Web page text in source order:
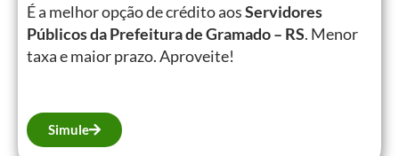
É a melhor opção de crédito aosServidores
Públicos da Prefeitura de Gramado – RS. Menor
taxa e maior prazo. Aproveite!
Simule